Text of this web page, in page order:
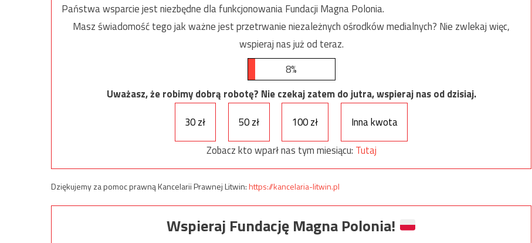
Państwa wsparcie jest niezbędne dla funkcjonowania Fundacji Magna Polonia.
Masz świadomość tego jak ważne jest przetrwanie niezależnych ośrodków medialnych? Nie zwlekaj więc,
wspieraj nas już od teraz.
8%
Uważasz, że robimy dobrą robotę? Nie czekaj zatem do jutra, wspieraj nas od dzisiaj.
30 zł
50 zł 100 zł
Inna kwota
Zobacz kto wparł nas tym miesiącu: Tutaj
Dziękujemy za pomoc prawną Kancelarii Prawnej Litwin:https://kancelaria-litwin.pl
Wspieraj Fundację Magna Polonia!